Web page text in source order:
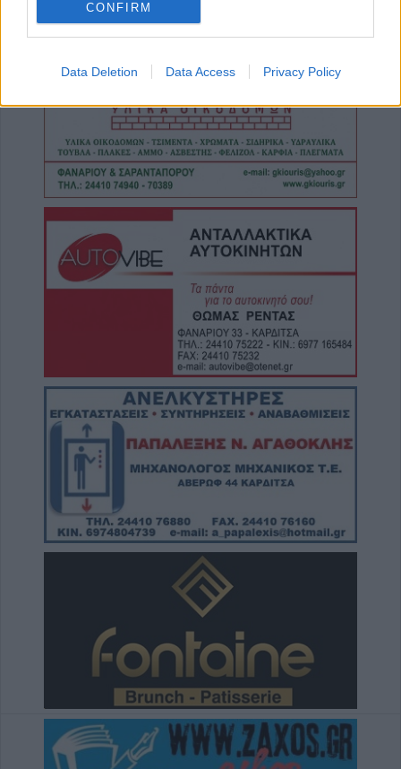
CONFIRM
Data Deletion Data Access Privacy Policy
Υπ. Μεταφορών: Οριστική λύση στο ζήτημα
των πινακίδων κυκλοφορίας - Ποιές αλλαγές
Την Κυριακή 9 Αυγούστου η κηδεία του
Αθανάσιου Λαζαρίδη
9 Αυγούστου 2026, 08:05
Υψηλός κίνδυνος πυρκαγιάς την Κυριακή
(9/8) σε μεγάλο τμήμα του ν. Καρδίτσας και
της υπόλοιπης Θεσσαλίας
8 Αυγούστου 2026, 22:58
Ανασύρθηκε χωρίς τις αισθήσεις του
ηλικιωμένος από πηγάδι σε οικισμό της
Χ. Παπαδημήτριου (Πρόεδρος ΔΕΥΑΚ): Στην
παρούσα φάση δεν θα υπάρξουν αυξήσεις
στους λογαριασμούς των καταναλωτών
8 Αυγούστου 2026, 21:15
Σίσκος Α. Βασίλειος: "Οι ηλίθιοι"
Πάρος: Νεκρό 4χρονο παιδί σε πισίνα beach
bar
Υπεγράφη η σύμβαση για την «Αναβάθμιση
υποδομών κεντρικής δομής του Μουσείου
8 Αυγούστου 2026, 19:33
Την Κυριακή 9 Αυγούστου η κηδεία του
Κωνσταντίνου Βογιατζή
8 Αυγούστου 2026, 19:28
Την Δευτέρα 10 Αυγούστου η κηδεία του